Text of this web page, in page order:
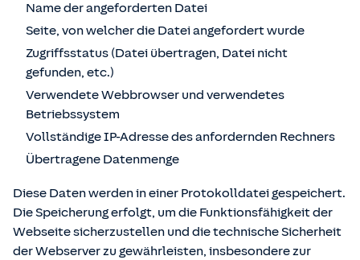
Name der angeforderten Datei
Seite, von welcher die Datei angefordert wurde
Zugriffsstatus (Datei übertragen, Datei nicht
gefunden, etc.)
Verwendete Webbrowser und verwendetes
Betriebssystem
Vollständige IP-Adresse des anfordernden Rechners
Übertragene Datenmenge
Diese Daten werden in einer Protokolldatei gespeichert.
Die Speicherung erfolgt, um die Funktionsfähigkeit der
Webseite sicherzustellen und die technische Sicherheit
der Webserver zu gewährleisten, insbesondere zur